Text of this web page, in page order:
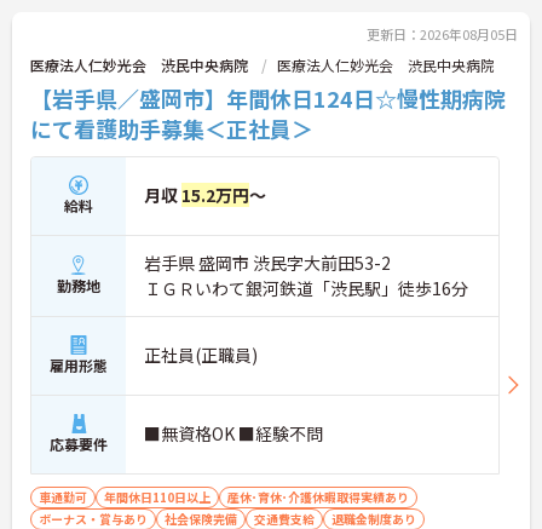
更新日：2026年08月05日
医療法人仁妙光会 渋民中央病院 医療法人仁妙光会 渋民中央病院
【岩手県／盛岡市】年間休日124日☆慢性期病院
にて看護助手募集＜正社員＞
給料 月収 15.2万円～
勤務地
岩手県 盛岡市 渋民字大前田53-2
ＩＧＲいわて銀河鉄道「渋民駅」徒歩16分
雇用形態 正社員(正職員)
応募要件 ■無資格OK ■経験不問
車通勤可 年間休日110日以上
産休･育休･介護休暇取得実績あり
ボーナス・賞与あり
社会保険完備 交通費支給 退職金制度あり